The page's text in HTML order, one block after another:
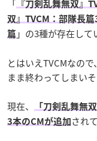
「 『刀剣乱舞無双』
双』TVCM：部隊長
篇 」の3種が存在して
とはいえTVCMなの
まま終わってしまい
現在、
「刀剣乱舞無
3本のCMが追加 され